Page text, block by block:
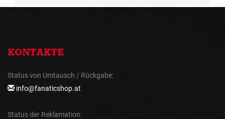
KONTAKTE
Status von Umtausch / Rückgabe:
info@fanaticshop.at
Status der Reklamation: